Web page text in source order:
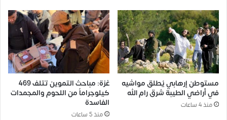
مستوطن إرهابي يُطلق مواشيه
في أراضي الطيبة شرق رام الله
منذ 4 ساعات
غزة: مباحث التموين تتلف 469
كيلوجراماً من اللحوم والمجمدات
الفاسدة
منذ 5 ساعات